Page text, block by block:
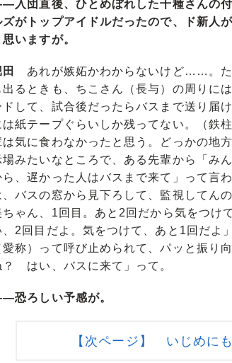
入団直後、ひとめぼれした千種さんの
ズがトップアイドルだったので、ド新人
思いますが。
あれが嫉妬かわからないけど……。た
出るときも、ちこさん（長与）の周りに
ドして、試合後だったらバスまで送り届
は紙テープぐらいしか残ってない。（鉄
は気に食わなかったと思う。どっかの地
場みたいなところで、ある先輩から「み
ら、遅かった人はバスまで来て」って言
、バスの窓から見下ろして、監視してん
ちゃん、1回目。あと2回だから気をつけ
、2回目だよ。気をつけて、あと1回だよ
愛称）って呼び止められて、パッと振り
？ はい、バスに来て」って。
恐ろしい予感が。
【次ページ】 いじめに